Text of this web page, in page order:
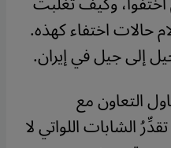
حالات اختفاء كهذه.
إلى جيل في إيران.
التعاون مع
الشابات اللواتي لا